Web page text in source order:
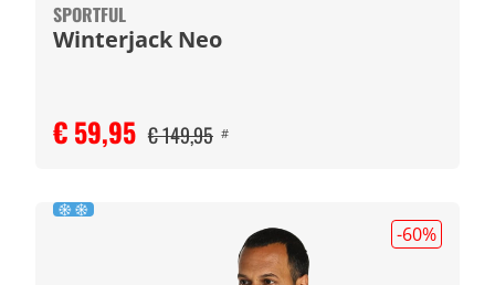
SPORTFUL
Winterjack Neo
€ 59,95 € 149,95 #
-60%